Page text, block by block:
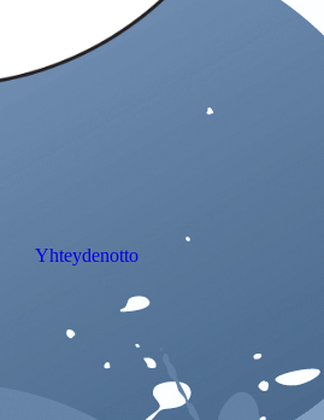
Yhteydenotto